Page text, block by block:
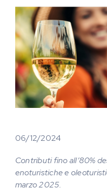
06/12/2024
Contributi fino all’80%
enoturistiche e
marzo 2025.